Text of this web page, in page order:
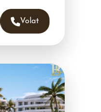
Volat